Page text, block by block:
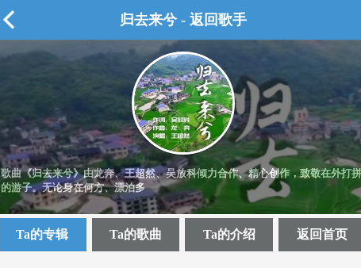
归去来兮 - 返回歌手
歌曲《归去来兮》由龙奔、王超然、吴放科倾力合作、精心创作，致敬在外打拼
的游子。无论身在何方、漂泊多
Ta的专辑 Ta的歌曲 Ta的介绍 返回首页